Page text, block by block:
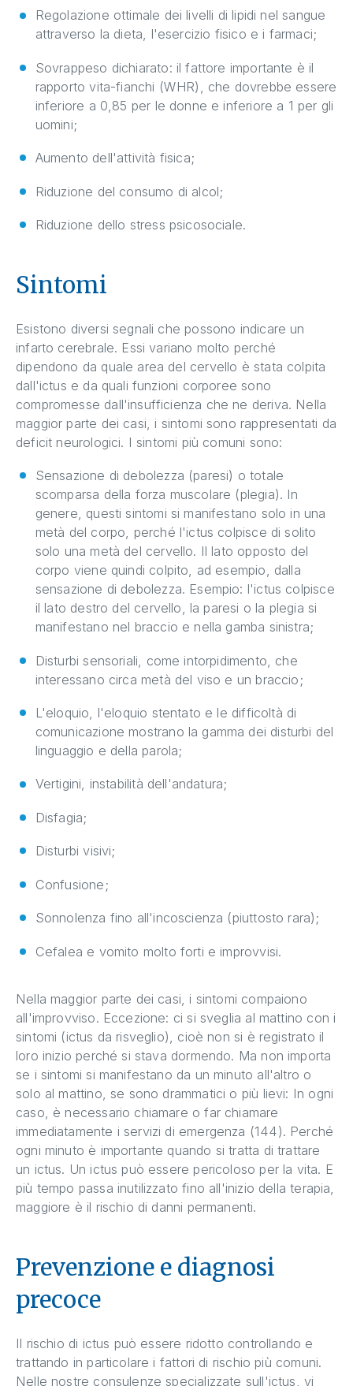
Regolazione ottimale dei livelli di lipidi nel sangue
attraverso la dieta, l'esercizio fisico e i farmaci;
Sovrappeso dichiarato: il fattore importante è il
rapporto vita-fianchi (WHR), che dovrebbe essere
inferiore a 0,85 per le donne e inferiore a 1 per gli
uomini;
Aumento dell'attività fisica;
Riduzione del consumo di alcol;
Riduzione dello stress psicosociale.
Sintomi
Esistono diversi segnali che possono indicare un
infarto cerebrale. Essi variano molto perché
dipendono da quale area del cervello è stata colpita
dall'ictus e da quali funzioni corporee sono
compromesse dall'insufficienza che ne deriva. Nella
maggior parte dei casi, i sintomi sono rappresentati da
deficit neurologici. I sintomi più comuni sono:
Sensazione di debolezza (paresi) o totale
scomparsa della forza muscolare (plegia). In
genere, questi sintomi si manifestano solo in una
metà del corpo, perché l'ictus colpisce di solito
solo una metà del cervello. Il lato opposto del
corpo viene quindi colpito, ad esempio, dalla
sensazione di debolezza. Esempio: l'ictus colpisce
il lato destro del cervello, la paresi o la plegia si
manifestano nel braccio e nella gamba sinistra;
Disturbi sensoriali, come intorpidimento, che
interessano circa metà del viso e un braccio;
L'eloquio, l'eloquio stentato e le difficoltà di
comunicazione mostrano la gamma dei disturbi del
linguaggio e della parola;
Vertigini, instabilità dell'andatura;
Disfagia;
Disturbi visivi;
Confusione;
Sonnolenza fino all'incoscienza (piuttosto rara);
Cefalea e vomito molto forti e improvvisi.
Nella maggior parte dei casi, i sintomi compaiono
all'improvviso. Eccezione: ci si sveglia al mattino con i
sintomi (ictus da risveglio), cioè non si è registrato il
loro inizio perché si stava dormendo. Ma non importa
se i sintomi si manifestano da un minuto all'altro o
solo al mattino, se sono drammatici o più lievi: In ogni
caso, è necessario chiamare o far chiamare
immediatamente i servizi di emergenza (144). Perché
ogni minuto è importante quando si tratta di trattare
un ictus. Un ictus può essere pericoloso per la vita. E
più tempo passa inutilizzato fino all'inizio della terapia,
maggiore è il rischio di danni permanenti.
Prevenzione e diagnosi
precoce
Il rischio di ictus può essere ridotto controllando e
trattando in particolare i fattori di rischio più comuni.
Nelle nostre consulenze specializzate sull'ictus, vi